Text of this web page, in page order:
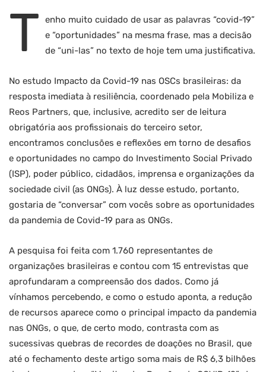
T
enho muito cuidado de usar as palavras “covid-19”
e “oportunidades” na mesma frase, mas a decisão
de “uni-las” no texto de hoje tem uma justificativa.
No estudo Impacto da Covid-19 nas OSCs brasileiras: da
resposta imediata à resiliência, coordenado pela Mobiliza e
Reos Partners, que, inclusive, acredito ser de leitura
obrigatória aos profissionais do terceiro setor,
encontramos conclusões e reflexões em torno de desafios
e oportunidades no campo do Investimento Social Privado
(ISP), poder público, cidadãos, imprensa e organizações da
sociedade civil (as ONGs). À luz desse estudo, portanto,
gostaria de “conversar” com vocês sobre as oportunidades
da pandemia de Covid-19 para as ONGs.
A pesquisa foi feita com 1.760 representantes de
organizações brasileiras e contou com 15 entrevistas que
aprofundaram a compreensão dos dados. Como já
vínhamos percebendo, e como o estudo aponta, a redução
de recursos aparece como o principal impacto da pandemia
nas ONGs, o que, de certo modo, contrasta com as
sucessivas quebras de recordes de doações no Brasil, que
até o fechamento deste artigo soma mais de R$ 6,3 bilhões